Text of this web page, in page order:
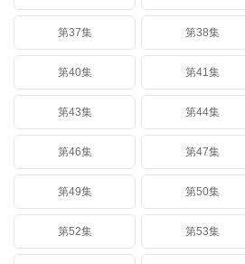
第37集 第38集
第40集 第41集
第43集 第44集
第46集 第47集
第49集 第50集
第52集 第53集